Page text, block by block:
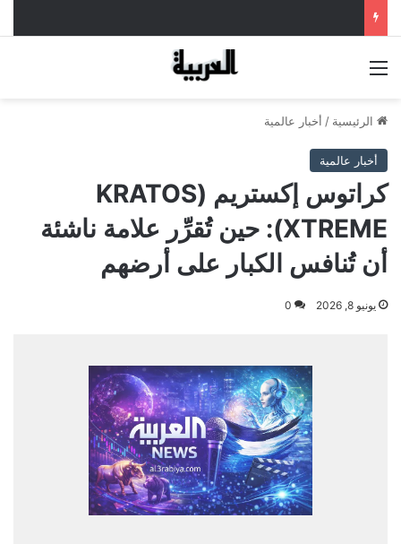
الرئيسية / أخبار عالمية
أخبار عالمية
كراتوس إكستريم (KRATOS
XTREME): حين تُقرِّر علامة ناشئة
أن تُنافس الكبار على أرضهم
يونيو 8, 2026 0